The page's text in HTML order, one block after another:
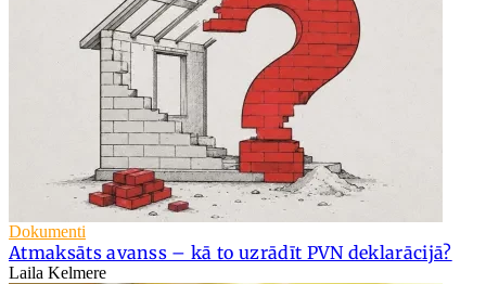
Dokumenti
Atmaksāts avanss – kā to uzrādīt PVN deklarācijā?
Laila Kelmere